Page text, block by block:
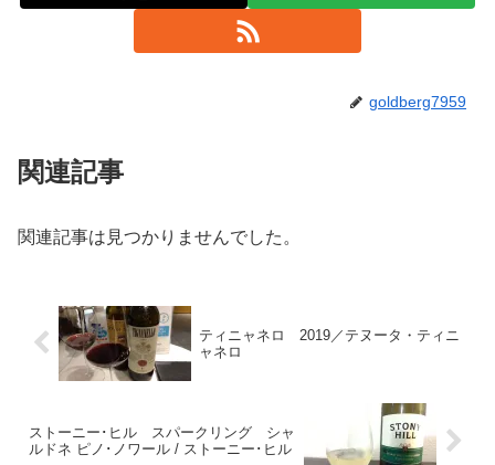
goldberg7959
関連記事
関連記事は見つかりませんでした。
ティニャネロ 2019／テヌータ・ティニ
ャネロ
ストーニー･ヒル スパークリング シャ
ルドネ ピノ･ノワール / ストーニー･ヒル